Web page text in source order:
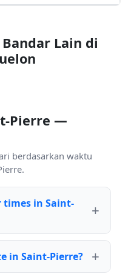
Lain di
Pierre —
berdasarkan waktu
times in Saint-
in Saint-Pierre?